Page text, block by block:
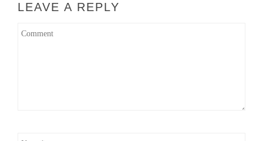
LEAVE A REPLY